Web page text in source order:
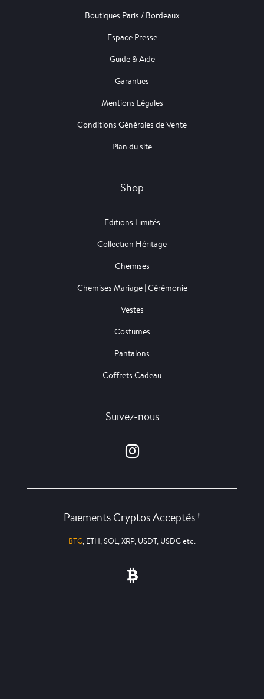
Boutiques Paris / Bordeaux
Espace Presse
Guide & Aide
Garanties
Mentions Légales
Conditions Générales de Vente
Plan du site
Shop
Editions Limités
Collection Héritage
Chemises
Chemises Mariage | Cérémonie
Vestes
Costumes
Pantalons
Coffrets Cadeau
Suivez-nous
Paiements Cryptos Acceptés !
BTC, ETH, SOL, XRP, USDT, USDC etc.